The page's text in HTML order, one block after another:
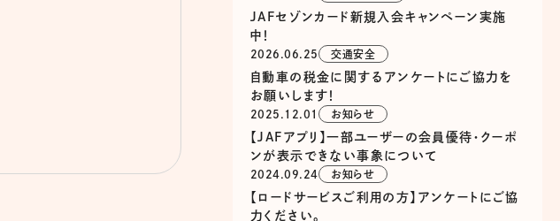
JAFセゾンカード新規入会キャンペーン実施
中！
2026.06.25 交通安全
自動車の税金に関するアンケートにご協力を
お願いします！
2025.12.01 お知らせ
【JAFアプリ】一部ユーザーの会員優待・クーポ
ンが表示できない事象について
2024.09.24 お知らせ
【ロードサービスご利用の方】アンケートにご協
力ください。